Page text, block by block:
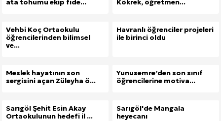
ata tohumu ekip fide...
Kökrek, öğretmen...
Vehbi Koç Ortaokulu
öğrencilerinden bilimsel
ve...
Havranlı öğrenciler projeleri
ile birinci oldu
Meslek hayatının son
sergisini açan Züleyha ö...
Yunusemre’den son sınıf
öğrencilerine motiva...
Sarıgöl Şehit Esin Akay
Ortaokulunun hedefi il ...
Sarıgöl'de Mangala
heyecanı